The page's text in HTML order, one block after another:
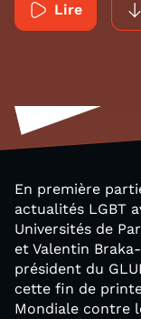
Lire
En première
actualités LGBT
Universités de
et Valentin
président du
cette fin de
Mondiale contre